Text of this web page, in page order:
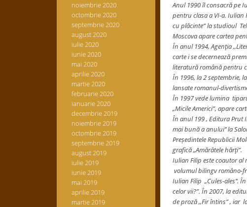
noiembrie 2020
octombrie 2020
septembrie 2020
august 2020
iulie 2020
iunie 2020
mai 2020
aprilie 2020
martie 2020
februarie 2020
ianuarie 2020
decembrie 2019
noiembrie 2019
octombrie 2019
septembrie 2019
august 2019
iulie 2019
iunie 2019
mai 2019
aprilie 2019
martie 2019
Anul 1990 îl consacră pe
pentru clasa a VI-a. Iulian
cu plăcinte” la studioul
Moscova apare cartea
În anul 1994, Agenţia
carte i se decernează
literatură română pentru
În 1996, la 2 septembrie,
lansate romanul-
În 1997 vede lumina
„Micile Americi”, apare
În anul 199 , Editura Prut
mai bună a anului’’ la
Președintele Republicii
grafică „Amărâtele hărţi”.
Iulian Filip este coautor
volumul bilingv româno-
Iulian Filip „Cules-ales’’.
celor vii?”. În 2007, la
de proză ,,Fir întins” , iar